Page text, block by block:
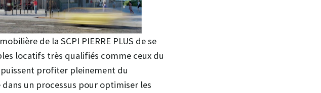
de la SCPI PIERRE PLUS de se
locatifs très qualifiés comme ceux du
puissent profiter pleinement du
un processus pour optimiser les